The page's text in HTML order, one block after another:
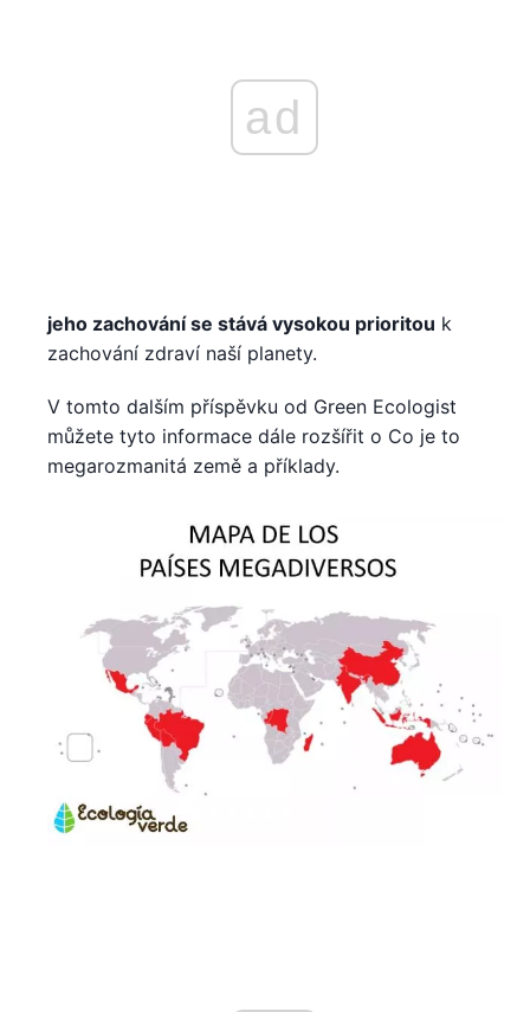
ad
jeho zachování se stává vysokou prioritou k
zachování zdraví naší planety.
V tomto dalším příspěvku od Green Ecologist
můžete tyto informace dále rozšířit o Co je to
megarozmanitá země a příklady.